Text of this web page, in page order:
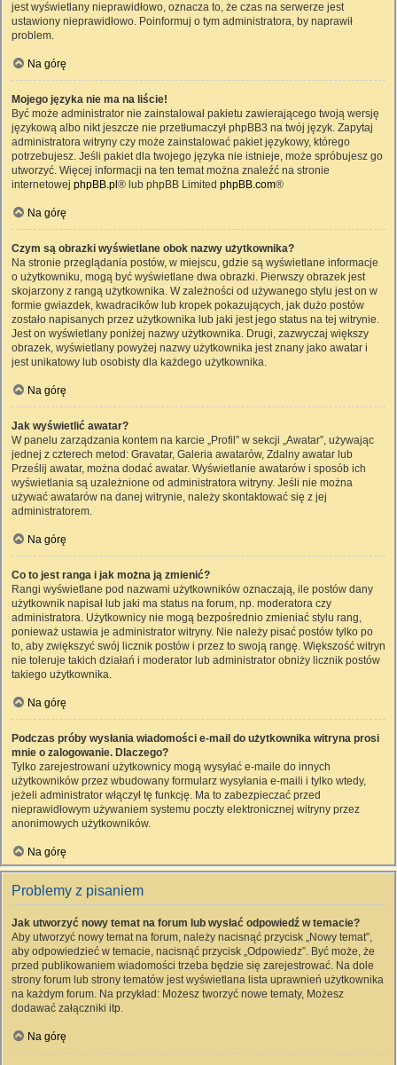
jest wyświetlany nieprawidłowo, oznacza to, że czas na serwerze jest
ustawiony nieprawidłowo. Poinformuj o tym administratora, by naprawił
problem.
Na górę
Mojego języka nie ma na liście!
Być może administrator nie zainstalował pakietu zawierającego twoją wersję
językową albo nikt jeszcze nie przetłumaczył phpBB3 na twój język. Zapytaj
administratora witryny czy może zainstalować pakiet językowy, którego
potrzebujesz. Jeśli pakiet dla twojego języka nie istnieje, może spróbujesz go
utworzyć. Więcej informacji na ten temat można znaleźć na stronie
internetowej phpBB.pl ® lub phpBB Limited phpBB.com®
Na górę
Czym są obrazki wyświetlane obok nazwy użytkownika?
Na stronie przeglądania postów, w miejscu, gdzie są wyświetlane informacje
o użytkowniku, mogą być wyświetlane dwa obrazki. Pierwszy obrazek jest
skojarzony z rangą użytkownika. W zależności od używanego stylu jest on w
formie gwiazdek, kwadracików lub kropek pokazujących, jak dużo postów
zostało napisanych przez użytkownika lub jaki jest jego status na tej witrynie.
Jest on wyświetlany poniżej nazwy użytkownika. Drugi, zazwyczaj większy
obrazek, wyświetlany powyżej nazwy użytkownika jest znany jako awatar i
jest unikatowy lub osobisty dla każdego użytkownika.
Na górę
Jak wyświetlić awatar?
W panelu zarządzania kontem na karcie „Profil” w sekcji „Awatar”, używając
jednej z czterech metod: Gravatar, Galeria awatarów, Zdalny awatar lub
Prześlij awatar, można dodać awatar. Wyświetlanie awatarów i sposób ich
wyświetlania są uzależnione od administratora witryny. Jeśli nie można
używać awatarów na danej witrynie, należy skontaktować się z jej
administratorem.
Na górę
Co to jest ranga i jak można ją zmienić?
Rangi wyświetlane pod nazwami użytkowników oznaczają, ile postów dany
użytkownik napisał lub jaki ma status na forum, np. moderatora czy
administratora. Użytkownicy nie mogą bezpośrednio zmieniać stylu rang,
ponieważ ustawia je administrator witryny. Nie należy pisać postów tylko po
to, aby zwiększyć swój licznik postów i przez to swoją rangę. Większość witryn
nie toleruje takich działań i moderator lub administrator obniży licznik postów
takiego użytkownika.
Na górę
Podczas próby wysłania wiadomości e-mail do użytkownika witryna prosi
mnie o zalogowanie. Dlaczego?
Tylko zarejestrowani użytkownicy mogą wysyłać e-maile do innych
użytkowników przez wbudowany formularz wysyłania e-maili i tylko wtedy,
jeżeli administrator włączył tę funkcję. Ma to zabezpieczać przed
nieprawidłowym używaniem systemu poczty elektronicznej witryny przez
anonimowych użytkowników.
Na górę
Problemy z pisaniem
Jak utworzyć nowy temat na forum lub wysłać odpowiedź w temacie?
Aby utworzyć nowy temat na forum, należy nacisnąć przycisk „Nowy temat”,
aby odpowiedzieć w temacie, nacisnąć przycisk „Odpowiedz”. Być może, że
przed publikowaniem wiadomości trzeba będzie się zarejestrować. Na dole
strony forum lub strony tematów jest wyświetlana lista uprawnień użytkownika
na każdym forum. Na przykład: Możesz tworzyć nowe tematy, Możesz
dodawać załączniki itp.
Na górę